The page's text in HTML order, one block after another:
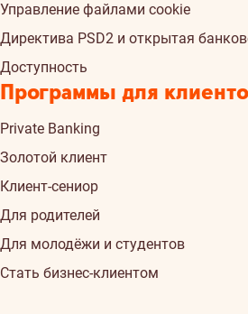
Управление файлами cookie
Директива PSD2 и открытая
Доступность
Программы для
Private Banking
Золотой клиент
Клиент-сениор
Для родителей
Для молодёжи и студентов
Стать бизнес-клиентом